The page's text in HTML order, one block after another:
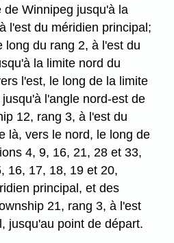
Winnipeg jusqu'à la
l'est du méridien principal;
long du rang 2, à l'est du
la limite nord du
l'est, le long de la limite
l'angle nord-est de
12, rang 3, à l'est du
là, vers le nord, le long de
4, 9, 16, 21, 28 et 33,
16, 17, 18, 19 et 20,
principal, et des
21, rang 3, à l'est
jusqu'au point de départ.